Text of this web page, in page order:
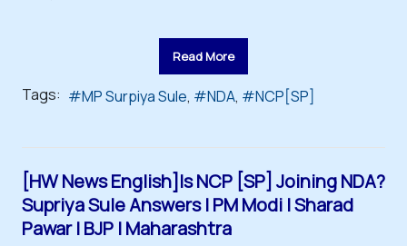
Read More
Tags: MP Surpiya Sule NDA NCP[SP]
[HW News English]Is NCP [SP] Joining NDA?
Supriya Sule Answers | PM Modi | Sharad
Pawar | BJP | Maharashtra